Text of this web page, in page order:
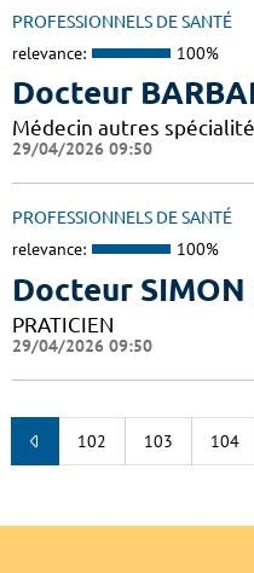
PROFESSIONNELS DE SANTÉ
relevance: 100%
Docteur
Médecin autres
29/04/2026 09:50
PROFESSIONNELS DE SANTÉ
relevance: 100%
Docteur SIMON
PRATICIEN
29/04/2026 09:50
102 103 104